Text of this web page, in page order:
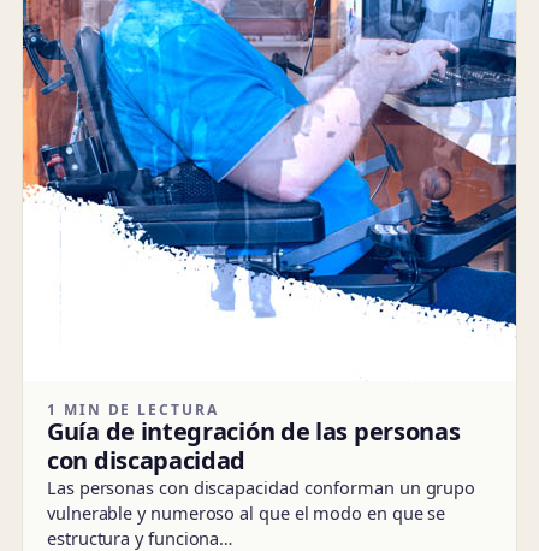
1 MIN DE LECTURA
Guía de integración de las personas
con discapacidad
Las personas con discapacidad conforman un grupo
vulnerable y numeroso al que el modo en que se
estructura y funciona…